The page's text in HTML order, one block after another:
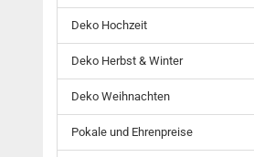
Deko Hochzeit
Deko Herbst & Winter
Deko Weihnachten
Pokale und Ehrenpreise